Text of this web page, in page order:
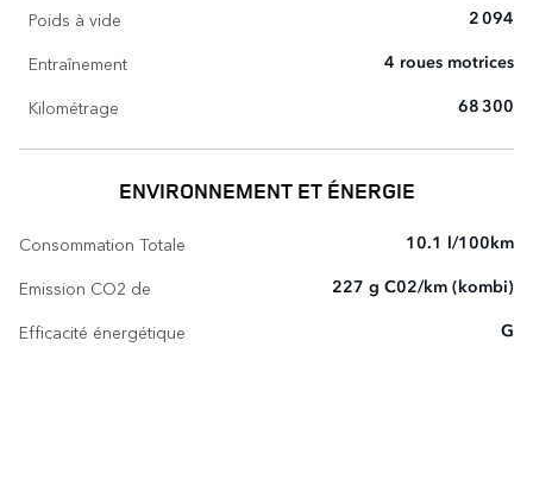
Poids à vide 2 094
Entraînement 4 roues motrices
Kilométrage 68 300
ENVIRONNEMENT ET ÉNERGIE
Consommation Totale 10.1 l/100km
Emission CO2 de 227 g C02/km (kombi)
Efficacité énergétique G